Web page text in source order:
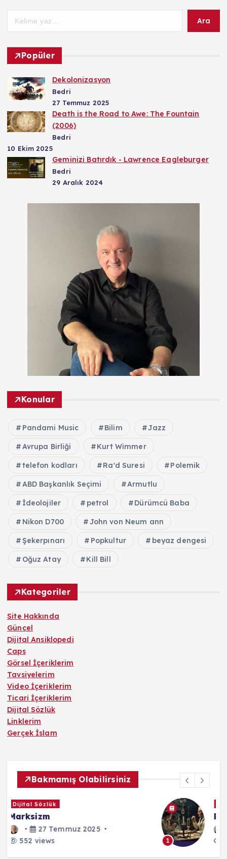
Ara
Popüler
Dekolonizasyon
Bedri
27 Temmuz 2025
Death is the Road to Awe: The Fountain
(2006)
Bedri
10 Ekim 2025
Geminizi Batırdık - Lawrence Eagleburger
Bedri
29 Aralık 2024
Konular
Pandami Music Bilim Jazz
Avrupa Birliği Kurt Wimmer
telefon kodları Ra'd Suresi Polemik
ABD Başkanlık Seçimi Armutlu
İdeolojiler petrol Dürümcü Baba
Nikon D700 John von Neum ann
Şekerpınarı Popkultur beyaz dengesi
Oğuz Atay Kill Bill
Kategoriler
Site Hakkında
Güncel
Dijital Ansiklopedi
Caps
Görsel İçeriklerim
Tavsiyelerim
Video İçeriklerim
Ticari İçeriklerim
Dijital Sözlük
Linklerim
Gerçek İslam
Bakmamış Olabilirsiniz
1
27 Temmuz 2025